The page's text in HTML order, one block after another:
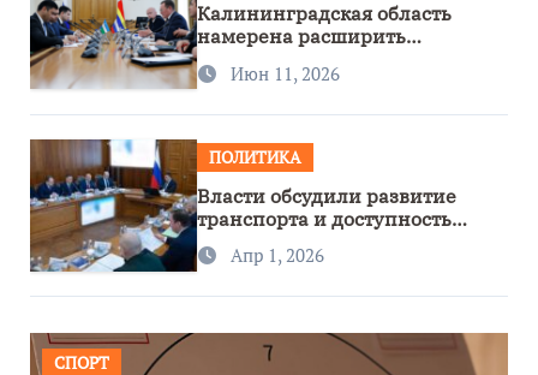
Калининградская область
намерена расширить
сотрудничество с Узбекистаном
Июн 11, 2026
ПОЛИТИКА
Власти обсудили развитие
транспорта и доступность
региона
Апр 1, 2026
СПОРТ